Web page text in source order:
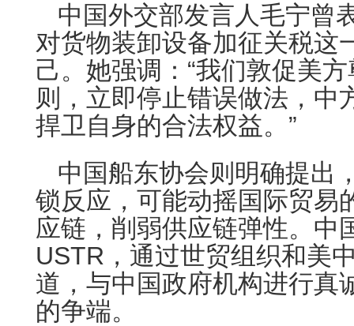
中国外交部发言人毛宁曾
对货物装卸设备加征关税这
己。她强调：“我们敦促美
则，立即停止错误做法，中
捍卫自身的合法权益。”
中国船东协会则明确提出
锁反应，可能动摇国际贸易
应链，削弱供应链弹性。中
USTR，通过世贸组织和美
道，与中国政府机构进行真
的争端。